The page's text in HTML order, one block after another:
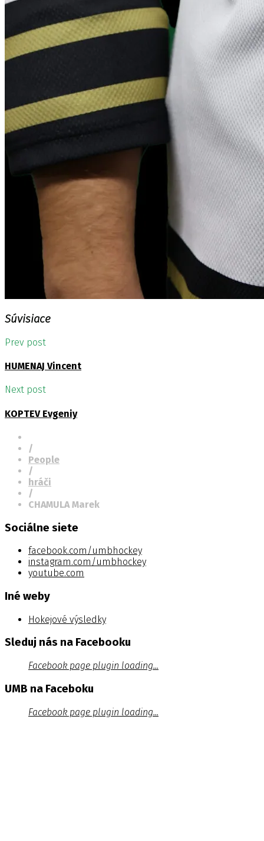
Súvisiace
Prev post
HUMENAJ Vincent
Next post
KOPTEV Evgeniy
/
People
/
hráči
/
CHAMULA Marek
Sociálne siete
facebook.com/umbhockey
instagram.com/umbhockey
youtube.com
Iné weby
Hokejové výsledky
Sleduj nás na Facebooku
Facebook page plugin loading...
UMB na Faceboku
Facebook page plugin loading...